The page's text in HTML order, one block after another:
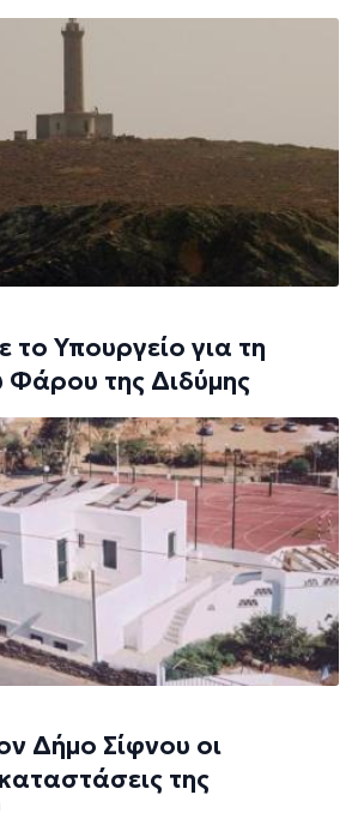
το Υπουργείο για τη
της Διδύμης
Δήμο Σίφνου οι
της